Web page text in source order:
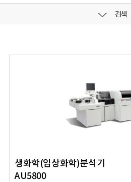
검색
생화학(임상화학)분석기
AU5800